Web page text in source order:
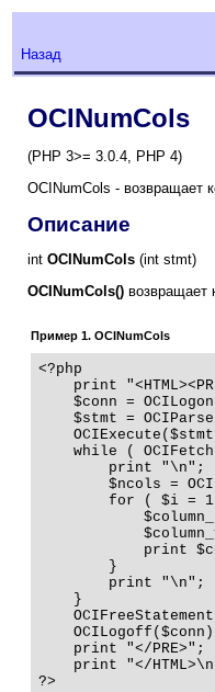
Назад
OCINumCols
(PHP 3>= 3.0.4, PHP 4)
OCINumCols - возвращает
Описание
int OCINumCols (int stmt)
OCINumCols() возвращает
Пример 1. OCINumCols
<?php
print
$conn =
$stmt =
while (
print
$ncols =
for ( $i =
print
        }
        print "\n";
    }
    print "</PRE>";
print "</
?>